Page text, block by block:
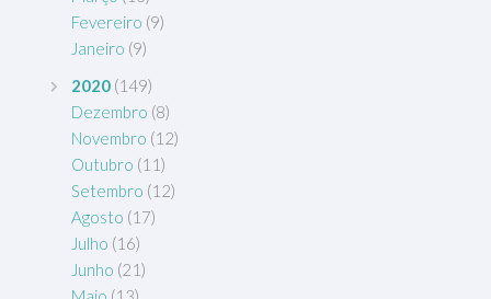
Fevereiro (9)
Janeiro (9)
2020 (149)
Dezembro (8)
Novembro (12)
Outubro (11)
Setembro (12)
Agosto (17)
Julho (16)
Junho (21)